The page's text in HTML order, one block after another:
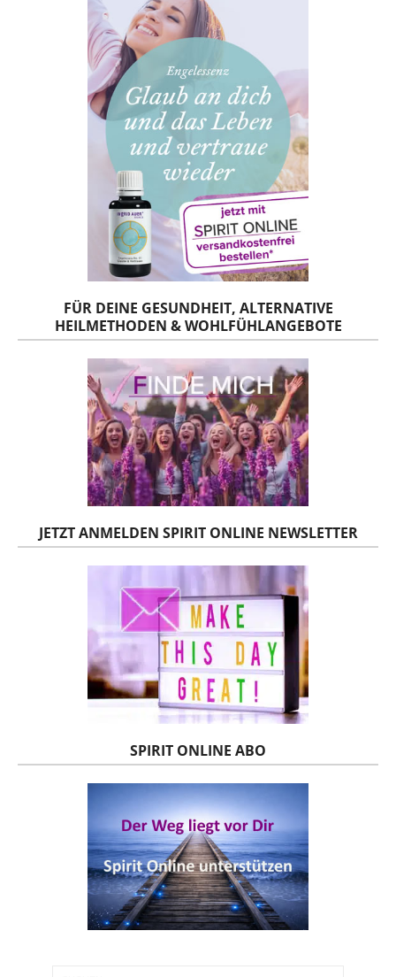
FÜR DEINE GESUNDHEIT, ALTERNATIVE
HEILMETHODEN & WOHLFÜHLANGEBOTE
JETZT ANMELDEN SPIRIT ONLINE NEWSLETTER
SPIRIT ONLINE ABO